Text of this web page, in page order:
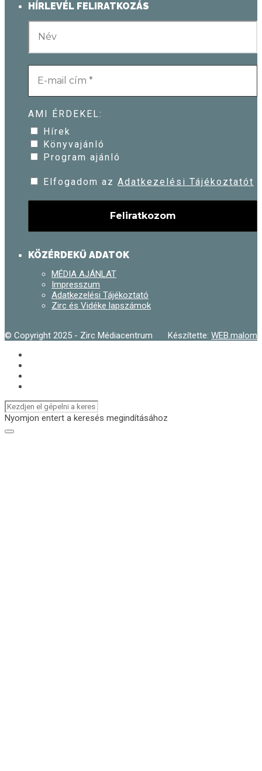
HÍRLEVÉL FELIRATKOZÁS
AMI ÉRDEKEL:
Hírek
Könyvajánló
Program ajánló
Elfogadom az Adatkezelési Tájékoztatót
KÖZÉRDEKŰ ADATOK
MÉDIA AJÁNLAT
Impresszum
Adatkezelési Tájékoztató
Zirc és Vidéke lapszámok
© Copyright 2025 - Zirc Médiacentrum Készítette: WEB.malom
Nyomjon entert a keresés megindításához